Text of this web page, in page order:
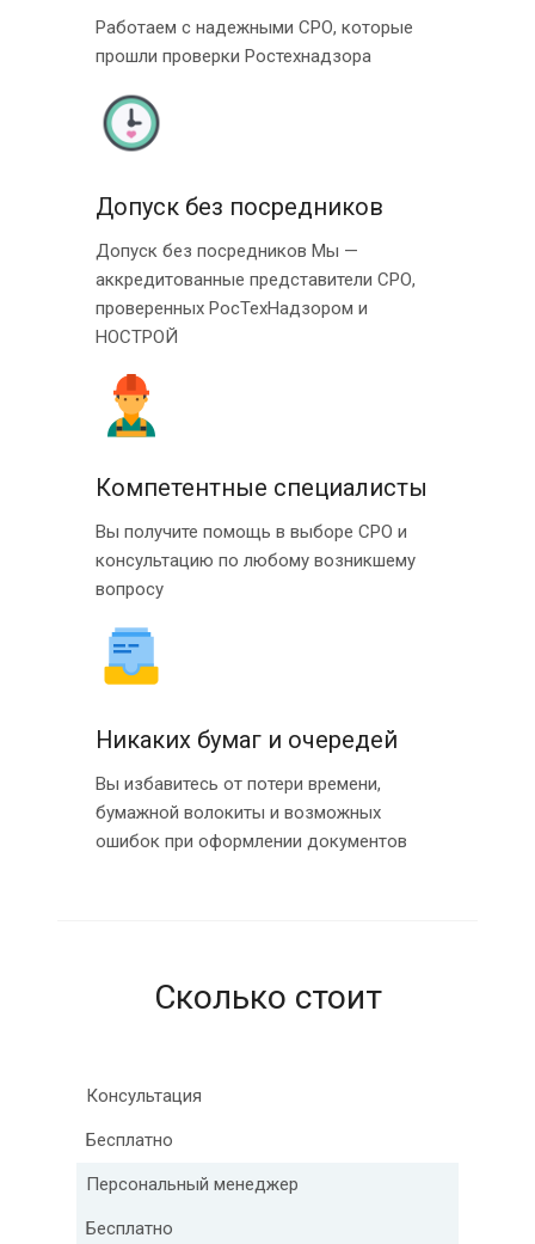
Работаем с надежными СРО, которые
прошли проверки Ростехнадзора
Допуск без посредников
Допуск без посредников Мы —
аккредитованные представители СРО,
проверенных РосТехНадзором и
НОСТРОЙ
Компетентные специалисты
Вы получите помощь в выборе СРО и
консультацию по любому возникшему
вопросу
Никаких бумаг и очередей
Вы избавитесь от потери времени,
бумажной волокиты и возможных
ошибок при оформлении документов
Сколько стоит
Консультация
Бесплатно
Персональный менеджер
Бесплатно